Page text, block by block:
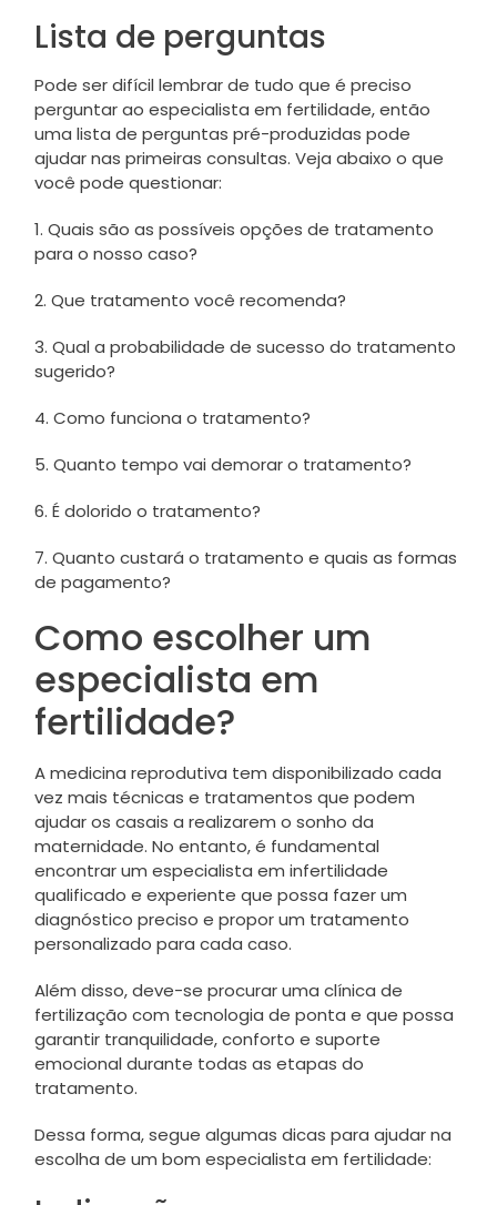
Lista de perguntas
Pode ser difícil lembrar de tudo que é preciso
perguntar ao especialista em fertilidade, então
uma lista de perguntas pré-produzidas pode
ajudar nas primeiras consultas. Veja abaixo o que
você pode questionar:
1. Quais são as possíveis opções de tratamento
para o nosso caso?
2. Que tratamento você recomenda?
3. Qual a probabilidade de sucesso do tratamento
sugerido?
4. Como funciona o tratamento?
5. Quanto tempo vai demorar o tratamento?
6. É dolorido o tratamento?
7. Quanto custará o tratamento e quais as formas
de pagamento?
Como escolher um
especialista em
fertilidade?
A medicina reprodutiva tem disponibilizado cada
vez mais técnicas e tratamentos que podem
ajudar os casais a realizarem o sonho da
maternidade. No entanto, é fundamental
encontrar um especialista em infertilidade
qualificado e experiente que possa fazer um
diagnóstico preciso e propor um tratamento
personalizado para cada caso.
Além disso, deve-se procurar uma clínica de
fertilização com tecnologia de ponta e que possa
garantir tranquilidade, conforto e suporte
emocional durante todas as etapas do
tratamento.
Dessa forma, segue algumas dicas para ajudar na
escolha de um bom especialista em fertilidade: